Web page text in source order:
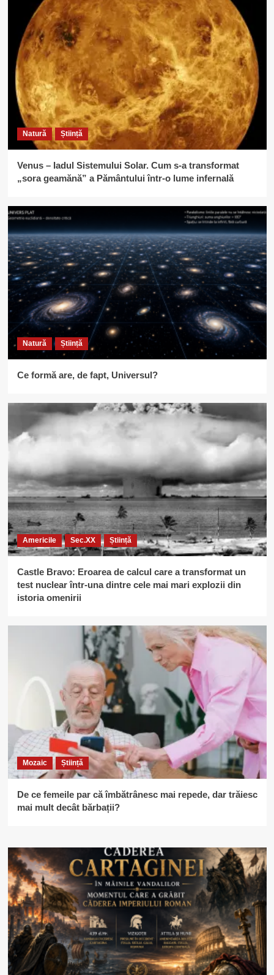
Natură Știință
Venus – Iadul Sistemului Solar. Cum s-a transformat
„sora geamănă” a Pământului într-o lume infernală
Natură Știință
Ce formă are, de fapt, Universul?
Americile Sec.XX Știință
Castle Bravo: Eroarea de calcul care a transformat un
test nuclear într-una dintre cele mai mari explozii din
istoria omenirii
Mozaic Știință
De ce femeile par că îmbătrânesc mai repede, dar trăiesc
mai mult decât bărbații?